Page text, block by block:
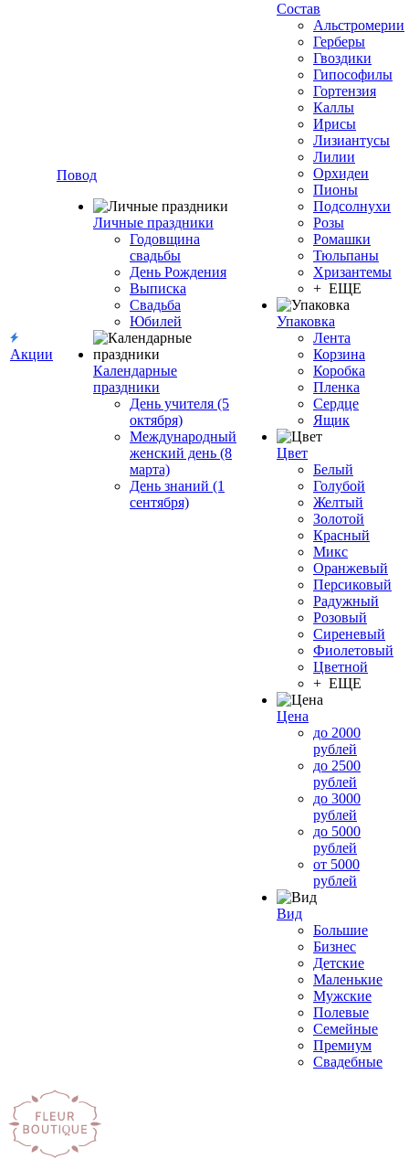
Акции
Повод
Личные праздники
Годовщина
свадьбы
День Рождения
Выписка
Свадьба
Юбилей
Календарные
праздники
День учителя (5
октября)
Международный
женский день (8
марта)
День знаний (1
сентября)
Состав
Альстромерии
Герберы
Гвоздики
Гипософилы
Гортензия
Каллы
Ирисы
Лизиантусы
Лилии
Орхидеи
Пионы
Подсолнухи
Розы
Ромашки
Тюльпаны
Хризантемы
+ ЕЩЕ
Упаковка
Лента
Корзина
Коробка
Пленка
Сердце
Ящик
Цвет
Белый
Голубой
Желтый
Золотой
Красный
Микс
Оранжевый
Персиковый
Радужный
Розовый
Сиреневый
Фиолетовый
Цветной
+ ЕЩЕ
Цена
до 2000
рублей
до 2500
рублей
до 3000
рублей
до 5000
рублей
от 5000
рублей
Вид
Большие
Бизнес
Детские
Маленькие
Мужские
Полевые
Семейные
Премиум
Свадебные